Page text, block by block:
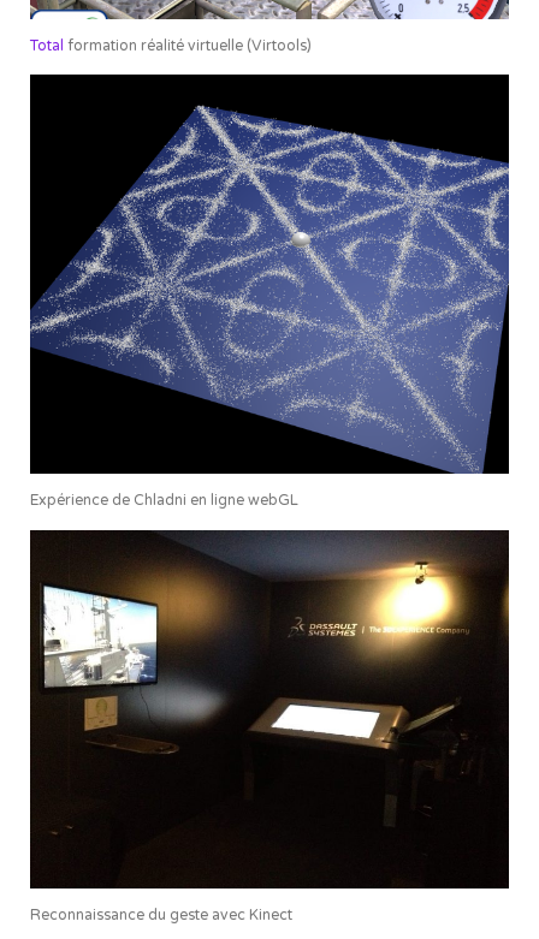
Total formation réalité virtuelle (Virtools)
Expérience de Chladni en ligne webGL
Reconnaissance du geste avec Kinect